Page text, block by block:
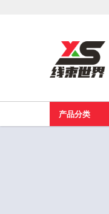
产品分类
当前位置：